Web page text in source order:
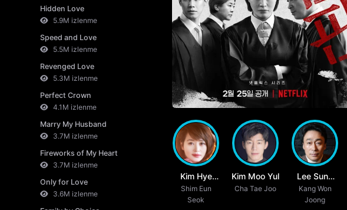
Hidden Love
5.9M izlenme
Speed and Love
5.5M izlenme
Revenged Love
5.3M izlenme
Perfect Crown
4.1M izlenme
Marry My Husband
3.7M izlenme
Fireworks of My Heart
3.7M izlenme
Only for Love
3.6M izlenme
Kim Hye
Soo
Shim Eun
Seok
Kim Moo Yul
Cha Tae Joo
Lee Sung
Min
Kang Won
Joong